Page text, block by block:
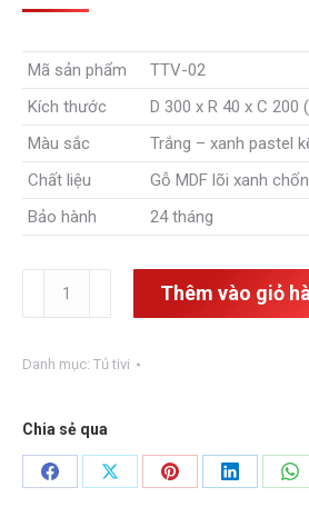
là:
19,700,000₫.
tại
Mã sản phẩm
TTV-02
Kích thước
D 300 x R 40 x C 200
Màu sắc
Trắng – xanh pastel
Chất liệu
Gỗ MDF lõi xanh
Bảo hành
24 tháng
TTV-
02
Thêm vào giỏ
Danh mục: Tủ tivi
Chia sẻ qua
Share
Share
Share
Share